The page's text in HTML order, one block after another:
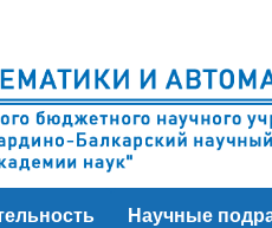
Научные